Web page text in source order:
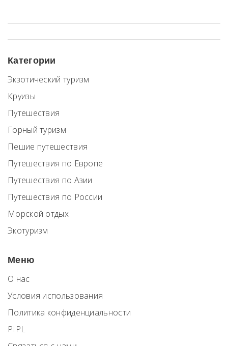
Категории
Экзотический туризм
Круизы
Путешествия
Горный туризм
Пешие путешествия
Путешествия по Европе
Путешествия по Азии
Путешествия по России
Морской отдых
Экотуризм
Меню
О нас
Условия использования
Политика конфиденциальности
PIPL